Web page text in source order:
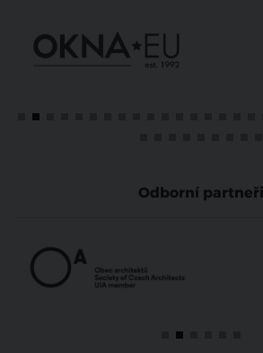
Odborní partneři